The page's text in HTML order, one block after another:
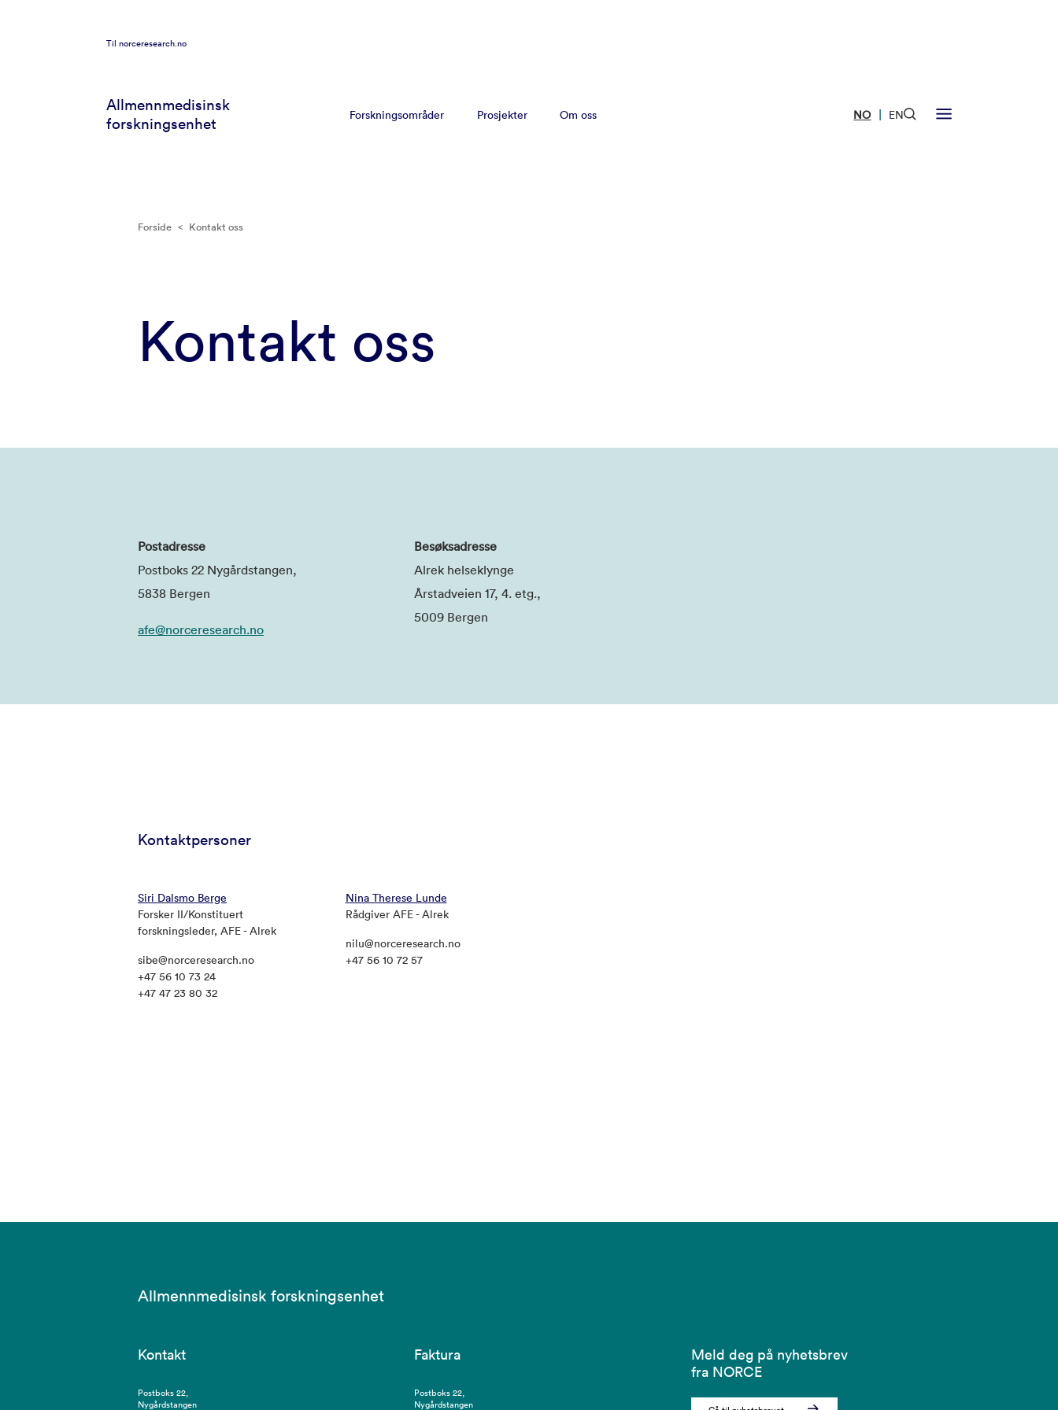
Til norceresearch.no
Allmennmedisinsk
forskningsenhet
Forskningsområder Prosjekter Om oss NO | EN
Forside < Kontakt oss
Kontakt oss
Postadresse
Postboks 22 Nygårdstangen,
5838 Bergen
afe@norceresearch.no
Besøksadresse
Alrek helseklynge
Årstadveien 17, 4. etg.,
5009 Bergen
Kontaktpersoner
Siri Dalsmo Berge
Forsker II/Konstituert
forskningsleder, AFE - Alrek
sibe@norceresearch.no
+47 56 10 73 24
+47 47 23 80 32
Nina Therese Lunde
Rådgiver AFE - Alrek
nilu@norceresearch.no
+47 56 10 72 57
Allmennmedisinsk forskningsenhet
Kontakt
Postboks 22,
Nygårdstangen
Faktura
Postboks 22,
Nygårdstangen
Meld deg på nyhetsbrev
fra NORCE